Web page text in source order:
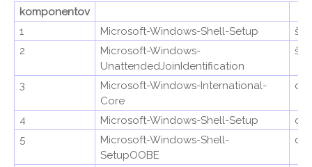
komponentov
1
Microsoft-Windows-Shell-Setup
2
Microsoft-Windows-
UnattendedJoinIdentification
3
Microsoft-Windows-International-
Core
4 Microsoft-Windows-Shell-Setup
5
Microsoft-Windows-Shell-
SetupOOBE